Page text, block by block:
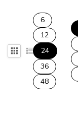
6
12
24
36
48